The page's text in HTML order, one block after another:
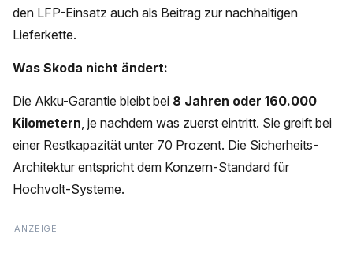
den LFP-Einsatz auch als Beitrag zur nachhaltigen
Lieferkette.
Was Skoda nicht ändert:
Die Akku-Garantie bleibt bei 8 Jahren oder 160.000
Kilometern, je nachdem was zuerst eintritt. Sie greift bei
einer Restkapazität unter 70 Prozent. Die Sicherheits-
Architektur entspricht dem Konzern-Standard für
Hochvolt-Systeme.